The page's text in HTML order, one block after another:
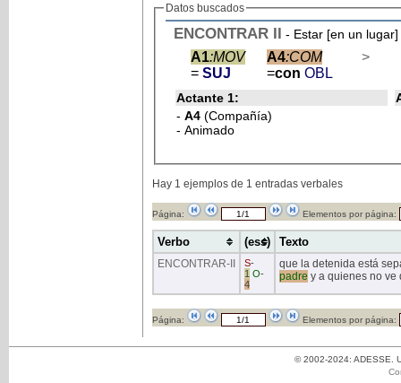
Datos buscados
ENCONTRAR II - Estar [en un lugar]
A1:MOV
= SUJ
A4:COM
=con OBL
>
Actante 1:
- A4 (Compañía)
- Animado
Hay 1 ejemplos de 1 entradas verbales
Página: Elementos por página:
Verbo (ess) Texto
ENCONTRAR-II S-
1 O-
4
que la detenida está
padre y a quienes no ve
Página: Elementos por página:
© 2002-2024: ADESSE.